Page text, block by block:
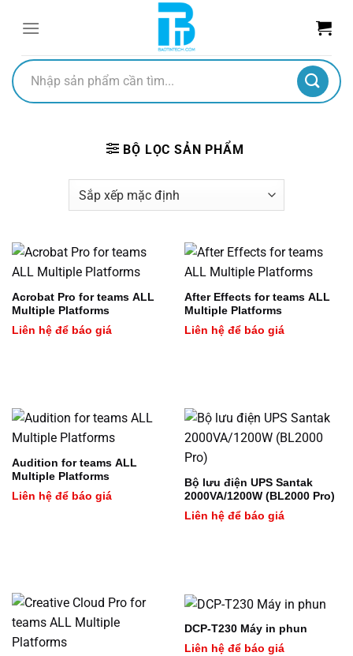
dungTìm
kiếm:
BỘ LỌC SẢN PHẨM
Acrobat Pro for teams ALL
Multiple Platforms
Liên hệ để báo giá
After Effects for teams ALL
Multiple Platforms
Liên hệ để báo giá
Audition for teams ALL
Multiple Platforms
Liên hệ để báo giá
Bộ lưu điện UPS Santak
2000VA/1200W (BL2000 Pro)
Liên hệ để báo giá
DCP-T230 Máy in phun
Liên hệ để báo giá